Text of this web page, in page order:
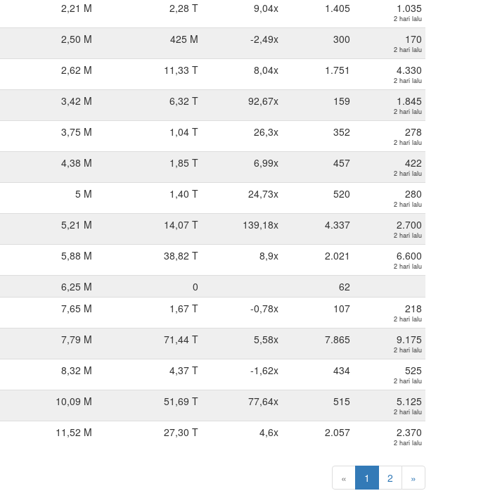
2,21 M 2,28 T 9,04x 1.405 1.035
2 hari lalu
2,50 M 425 M -2,49x 300 170
2 hari lalu
2,62 M 11,33 T 8,04x 1.751 4.330
2 hari lalu
3,42 M 6,32 T 92,67x 159 1.845
2 hari lalu
3,75 M 1,04 T 26,3x 352 278
2 hari lalu
4,38 M 1,85 T 6,99x 457 422
2 hari lalu
5 M 1,40 T 24,73x 520 280
2 hari lalu
5,21 M 14,07 T 139,18x 4.337 2.700
2 hari lalu
5,88 M 38,82 T 8,9x 2.021 6.600
2 hari lalu
6,25 M 0
62
7,65 M 1,67 T -0,78x 107 218
2 hari lalu
7,79 M 71,44 T 5,58x 7.865 9.175
2 hari lalu
8,32 M 4,37 T -1,62x 434 525
2 hari lalu
10,09 M 51,69 T 77,64x 515 5.125
2 hari lalu
11,52 M 27,30 T 4,6x 2.057 2.370
2 hari lalu
« 1 2 »